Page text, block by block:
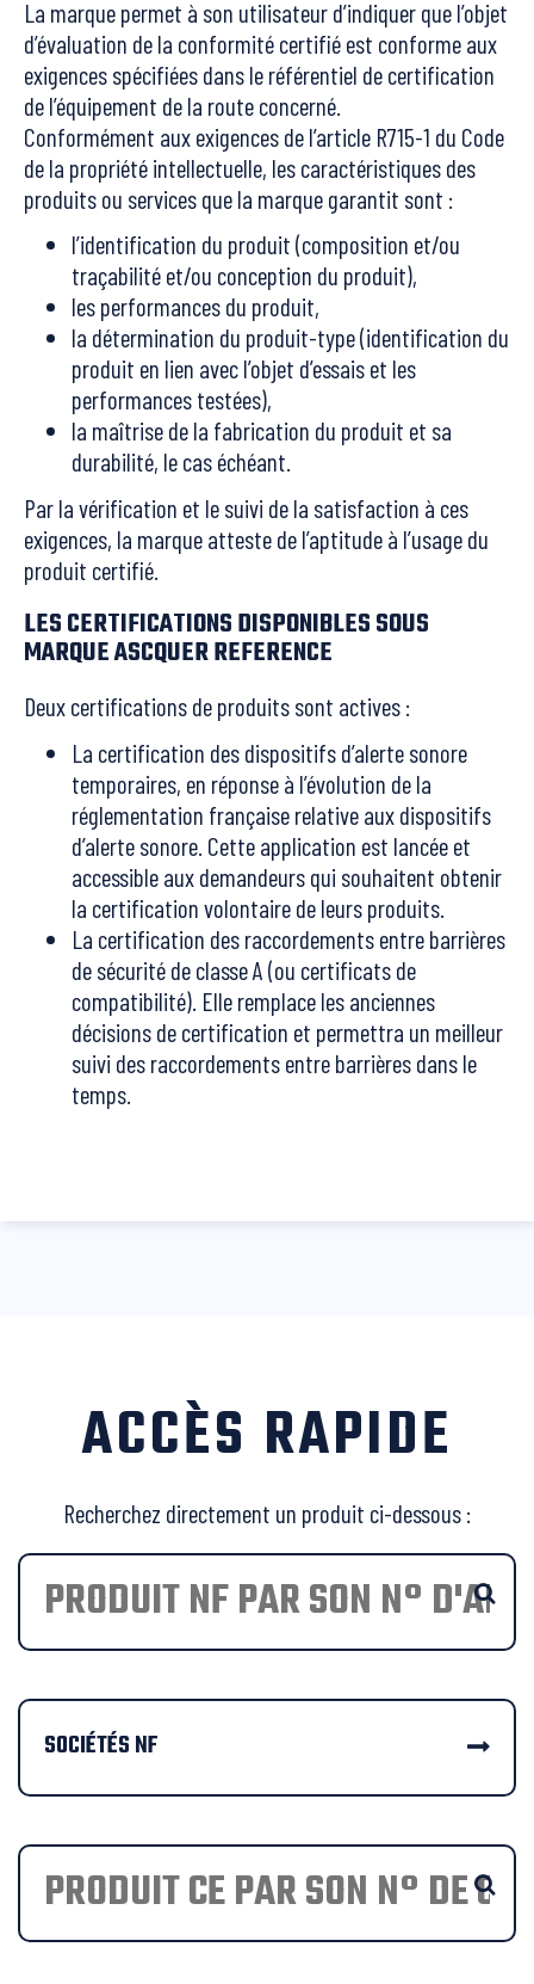
La marque permet à son utilisateur d’indiquer que l’objet
d’évaluation de la conformité certifié est conforme aux
exigences spécifiées dans le référentiel de certification
de l’équipement de la route concerné.
Conformément aux exigences de l’article R715-1 du Code
de la propriété intellectuelle, les caractéristiques des
produits ou services que la marque garantit sont :
l’identification du produit (composition et/ou
traçabilité et/ou conception du produit),
les performances du produit,
la détermination du produit-type (identification du
produit en lien avec l’objet d’essais et les
performances testées),
la maîtrise de la fabrication du produit et sa
durabilité, le cas échéant.
Par la vérification et le suivi de la satisfaction à ces
exigences, la marque atteste de l’aptitude à l’usage du
produit certifié.
LES CERTIFICATIONS DISPONIBLES SOUS
MARQUE ASCQUER REFERENCE
Deux certifications de produits sont actives :
La certification des dispositifs d’alerte sonore
temporaires, en réponse à l’évolution de la
réglementation française relative aux dispositifs
d’alerte sonore. Cette application est lancée et
accessible aux demandeurs qui souhaitent obtenir
la certification volontaire de leurs produits.
La certification des raccordements entre barrières
de sécurité de classe A (ou certificats de
compatibilité). Elle remplace les anciennes
décisions de certification et permettra un meilleur
suivi des raccordements entre barrières dans le
temps.
ACCÈS RAPIDE
Recherchez directement un produit ci-dessous :
SOCIÉTÉS NF